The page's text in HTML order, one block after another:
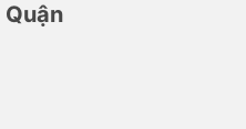
Quận